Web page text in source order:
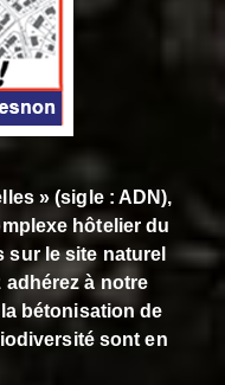
» (sigle : ADN),
hôtelier du
sur le site naturel
adhérez à notre
bétonisation de
sont en